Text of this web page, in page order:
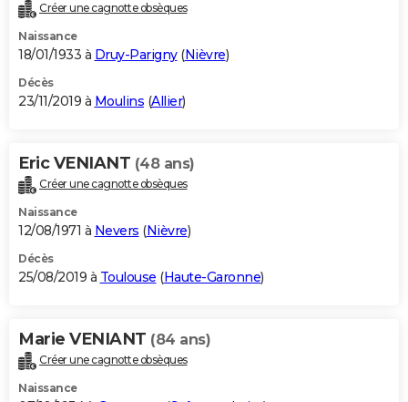
Créer une cagnotte obsèques
Naissance
18/01/1933 à Druy-Parigny(Nièvre)
Décès
23/11/2019 à Moulins (Allier)
Eric VENIANT (48 ans)
Créer une cagnotte obsèques
Naissance
12/08/1971 à Nevers (Nièvre)
Décès
25/08/2019 à Toulouse (Haute-Garonne)
Marie VENIANT (84 ans)
Créer une cagnotte obsèques
Naissance